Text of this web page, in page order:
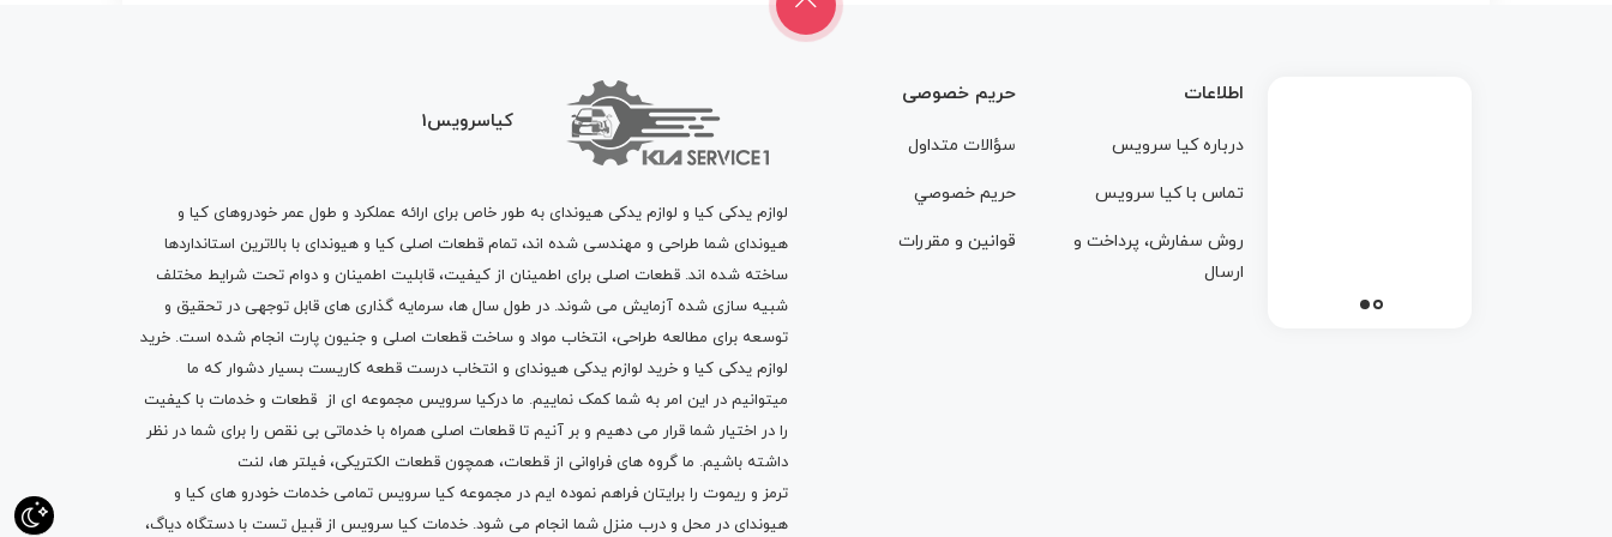
اطلاعات
درباره کيا سرويس
تماس با کيا سرويس
روش سفارش، پرداخت و
ارسال
حریم خصوصی
سؤالات متداول
حريم خصوصي
قوانين و مقررات
کیاسرویس1
لوازم یدکی کیا و لوازم یدکی هیوندای به طور خاص برای ارائه عملکرد و طول عمر خودروهای کیا و
هیوندای شما طراحی و مهندسی شده اند، تمام قطعات اصلی کیا و هیوندای با بالاترین استانداردها
ساخته شده اند. قطعات اصلی برای اطمینان از کیفیت، قابلیت اطمینان و دوام تحت شرایط مختلف
شبیه سازی شده آزمایش می شوند. در طول سال ها، سرمایه گذاری های قابل توجهی در تحقیق و
توسعه برای مطالعه طراحی، انتخاب مواد و ساخت قطعات اصلی و جنیون پارت انجام شده است. خرید
لوازم یدکی کیا و خرید لوازم یدکی هیوندای و انتخاب درست قطعه کاریست بسیار دشوار که ما
میتوانیم در این امر به شما کمک نماییم. ما درکیا سرویس مجموعه ای از قطعات و خدمات با کیفیت
را در اختیار شما قرار می دهیم و بر آنیم تا قطعات اصلی همراه با خدماتی بی نقص را برای شما در نظر
داشته باشیم. ما گروه های فراوانی از قطعات، همچون قطعات الکتریکی، فیلتر ها، لنت
ترمز و ریموت را برایتان فراهم نموده ایم در مجموعه کیا سرویس تمامی خدمات خودرو های کیا و
هیوندای در محل و درب منزل شما انجام می شود. خدمات کیا سرویس از قبیل تست با دستگاه دیاگ،